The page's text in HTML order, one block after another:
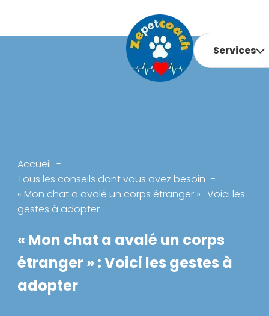
Services
Accueil
Tous les conseils dont vous avez besoin
« Mon chat a avalé un corps étranger » : Voici les
gestes à adopter
« Mon chat a avalé un corps
étranger » : Voici les gestes à
adopter